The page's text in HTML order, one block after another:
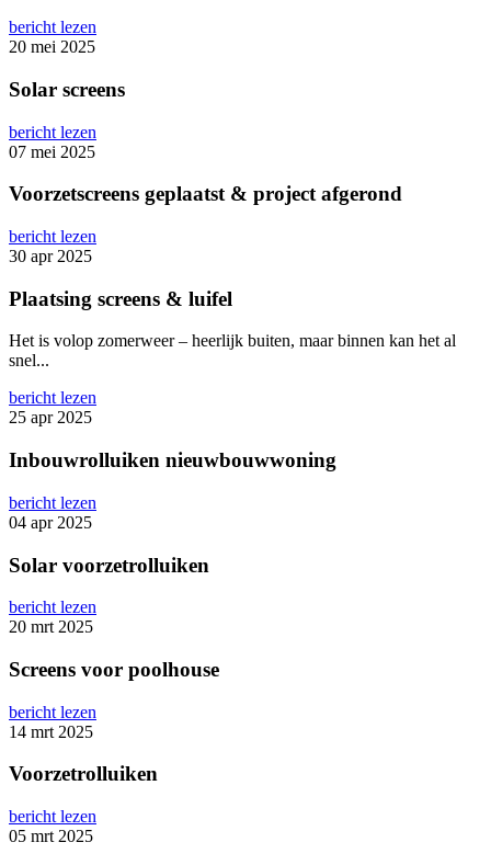
bericht lezen
20 mei 2025
Solar screens
bericht lezen
07 mei 2025
Voorzetscreens geplaatst & project afgerond
bericht lezen
30 apr 2025
Plaatsing screens & luifel
Het is volop zomerweer – heerlijk buiten, maar binnen kan het al
snel...
bericht lezen
25 apr 2025
Inbouwrolluiken nieuwbouwwoning
bericht lezen
04 apr 2025
Solar voorzetrolluiken
bericht lezen
20 mrt 2025
Screens voor poolhouse
bericht lezen
14 mrt 2025
Voorzetrolluiken
bericht lezen
05 mrt 2025